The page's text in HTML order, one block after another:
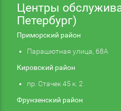
Центры
Петербург)
Приморский район
Парашютная улица, 68А
Кировский район
пр. Стачек 45 к. 2
Фрунзенский район